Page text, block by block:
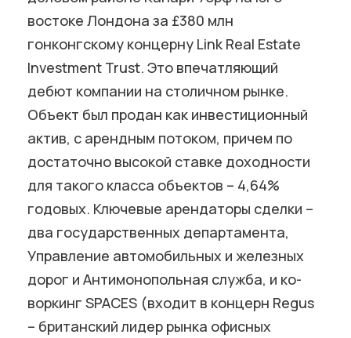
востоке Лондона за £380 млн
гонконгскому концерну Link Real Estate
Investment Trust. Это впечатляющий
дебют компании на столичном рынке.
Объект был продан как инвестиционный
актив, с арендным потоком, причем по
достаточно высокой ставке доходности
для такого класса объектов – 4,64%
годовых. Ключевые арендаторы сделки –
два государственных департамента,
Управление автомобильных и железных
дорог и Антимонопольная служба, и ко-
воркинг SPACES (входит в концерн Regus
– британский лидер рынка офисных